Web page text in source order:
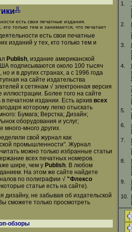
1.
[
2.
[
3.
[
4.
[
5.
[
6.
[
7.
[
8.
[
9.
[
10.
[
есть свои печатные издания.
только тем и занимается, что печатает
есть свои печатные
изданий у тех, кто только тем и
Publish, издание американской
подписываются около 100 тысяч
и в других странах, а с 1996 года
на сайте издательства
к сетянам √ электронная версия
иллюстрации. Более того на сайте
печатном издании. Есть архив всех
которому легко отыскать
Бумага; Верстка; Дизайн;
оборудования и услуг;
много других.
свой журнал как
промышленности". Журнал
можно только избранные статьи
всех печатных номеров.
шире, чем у Publish. В любом
На этом же сайте найдете
по полиграфии √ "Флексо
статьи есть на сайте).
дизайну, не забывая об издательской
сможете только просмотреть
обзоры